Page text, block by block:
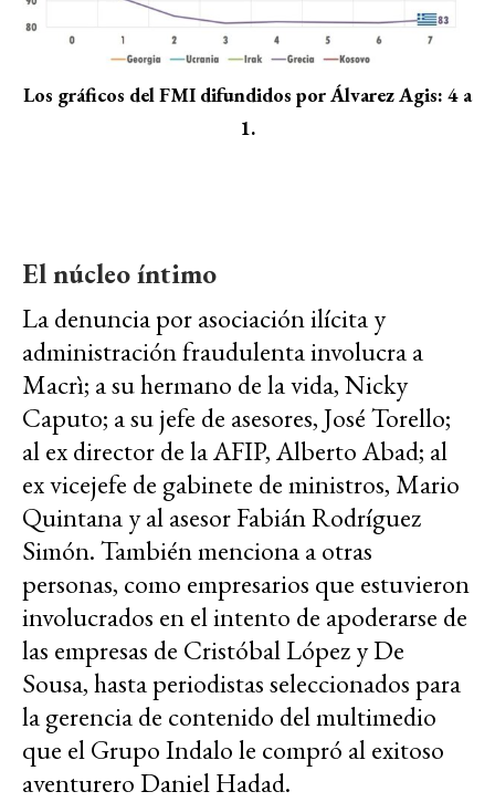
Los gráficos del FMI difundidos por Álvarez Agis: 4 a
1.
El núcleo íntimo
La denuncia por asociación ilícita y
administración fraudulenta involucra a
Macrì; a su hermano de la vida, Nicky
Caputo; a su jefe de asesores, José Torello;
al ex director de la AFIP, Alberto Abad; al
ex vicejefe de gabinete de ministros, Mario
Quintana y al asesor Fabián Rodríguez
Simón. También menciona a otras
personas, como empresarios que estuvieron
involucrados en el intento de apoderarse de
las empresas de Cristóbal López y De
Sousa, hasta periodistas seleccionados para
la gerencia de contenido del multimedio
que el Grupo Indalo le compró al exitoso
aventurero Daniel Hadad.